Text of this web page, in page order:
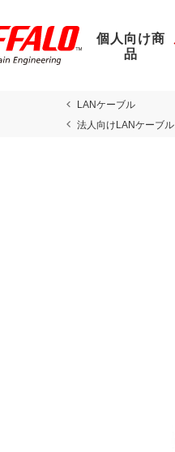
個人向け商
品
LANケーブル
法人向けLANケーブル